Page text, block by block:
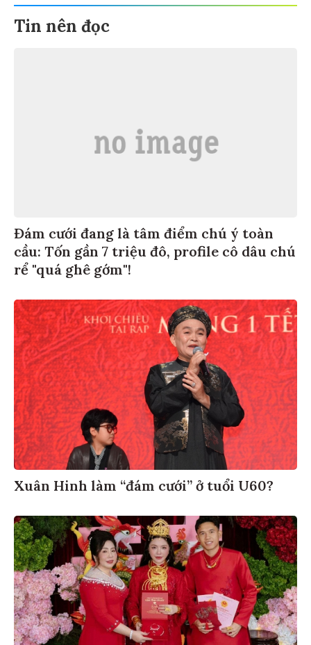
Tin nên đọc
Đám cưới đang là tâm điểm chú ý toàn
cầu: Tốn gần 7 triệu đô, profile cô dâu chú
rể "quá ghê gớm"!
Xuân Hinh làm “đám cưới” ở tuổi U60?